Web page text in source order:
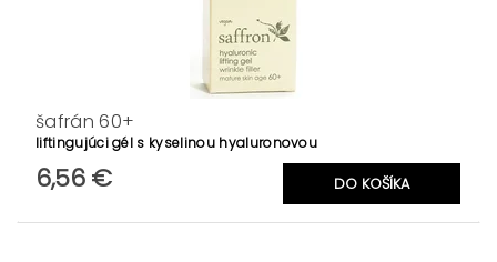
šafrán 60+
liftingujúci gél s kyselinou hyaluronovou
6,56 €